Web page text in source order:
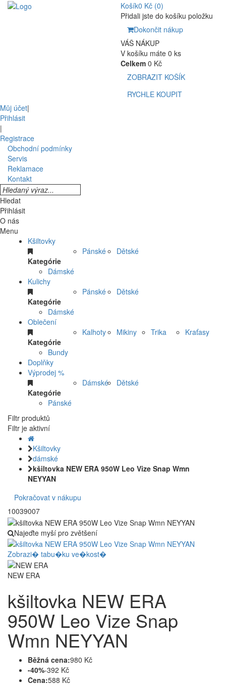
Košík0 Kč (0)
Přidali jste do košíku položku
Dokončit nákup
VÁŠ NÁKUP
V košíku máte 0 ks
Celkem 0 Kč
ZOBRAZIT KOŠÍK
RYCHLE KOUPIT
Můj účet|
Přihlásit
|
Registrace
Obchodní podmínky
Servis
Reklamace
Kontakt
Hledat
Přihlásit
O nás
Menu
Kšiltovky
Kategórie
Dámské
Pánské Dětské
Kulichy
Kategórie
Dámské
Pánské Dětské
Oblečení
Kategórie
Bundy
Kalhoty Mikiny Trika Kraťasy
Doplňky
Výprodej %
Kategórie
Pánské
Dámské Dětské
Filtr produktů
Filtr je aktivní
Kšiltovky
dámské
kšiltovka NEW ERA 950W Leo Vize Snap Wmn
NEYYAN
Pokračovat v nákupu
10039007
Najeďte myší pro zvětšení
Zobrazi� tabu�ku ve�kost�
NEW ERA
kšiltovka NEW ERA
950W Leo Vize Snap
Wmn NEYYAN
Běžná cena:980 Kč
-40%-392 Kč
Cena:588 Kč